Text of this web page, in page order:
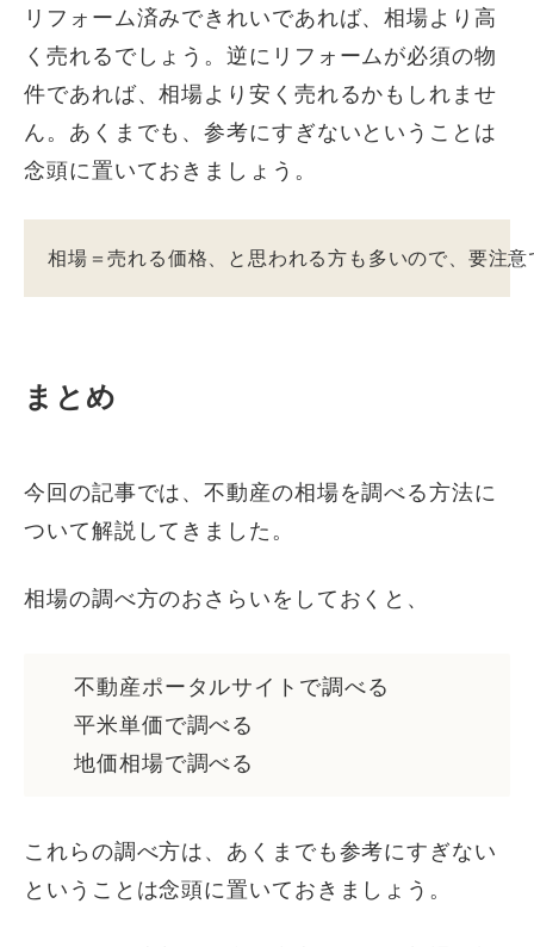
リフォーム済みできれいであれば、相場より高
く売れるでしょう。逆にリフォームが必須の物
件であれば、相場より安く売れるかもしれませ
ん。あくまでも、参考にすぎないということは
念頭に置いておきましょう。
相場＝売れる価格、と思われる方も多いので、要注意
まとめ
今回の記事では、不動産の相場を調べる方法に
ついて解説してきました。
相場の調べ方のおさらいをしておくと、
不動産ポータルサイトで調べる
平米単価で調べる
地価相場で調べる
これらの調べ方は、あくまでも参考にすぎない
ということは念頭に置いておきましょう。